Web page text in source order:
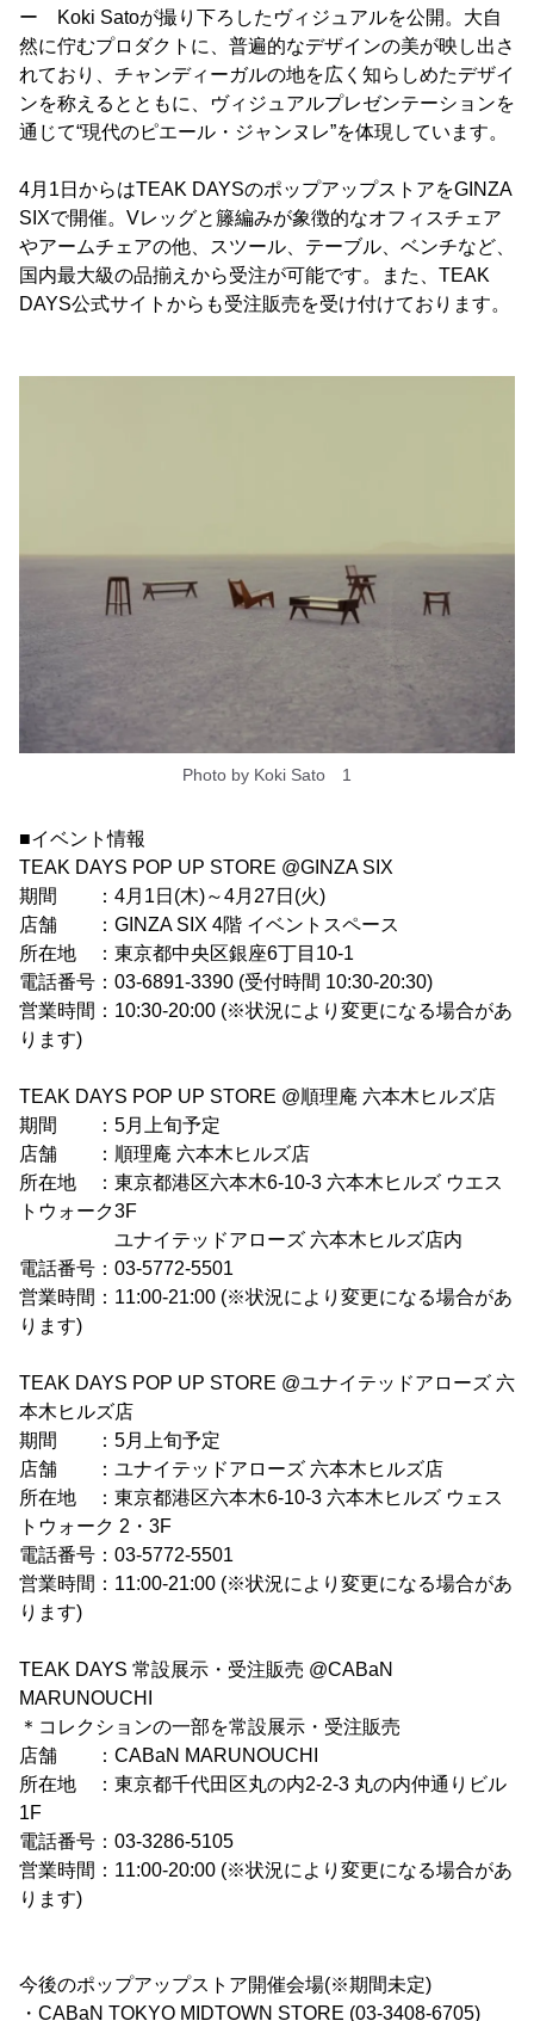
ー Koki Satoが撮り下ろしたヴィジュアルを公開。大自
然に佇むプロダクトに、普遍的なデザインの美が映し出さ
れており、チャンディーガルの地を広く知らしめたデザイ
ンを称えるとともに、ヴィジュアルプレゼンテーションを
通じて“現代のピエール・ジャンヌレ”を体現しています。
4月1日からはTEAK DAYSのポップアップストアをGINZA
SIXで開催。Vレッグと籐編みが象徴的なオフィスチェア
やアームチェアの他、スツール、テーブル、ベンチなど、
国内最大級の品揃えから受注が可能です。また、TEAK
DAYS公式サイトからも受注販売を受け付けております。
Photo by Koki Sato 1
■イベント情報
TEAK DAYS POP UP STORE @GINZA SIX
期間 ：4月1日(木)～4月27日(火)
店舗 ：GINZA SIX 4階 イベントスペース
所在地 ：東京都中央区銀座6丁目10-1
電話番号：03-6891-3390 (受付時間 10:30-20:30)
営業時間：10:30-20:00 (※状況により変更になる場合があ
ります)
TEAK DAYS POP UP STORE @順理庵 六本木ヒルズ店
期間 ：5月上旬予定
店舗 ：順理庵 六本木ヒルズ店
所在地 ：東京都港区六本木6-10-3 六本木ヒルズ ウエス
トウォーク3F
ユナイテッドアローズ 六本木ヒルズ店内
電話番号：03-5772-5501
営業時間：11:00-21:00 (※状況により変更になる場合があ
ります)
TEAK DAYS POP UP STORE @ユナイテッドアローズ 六
本木ヒルズ店
期間 ：5月上旬予定
店舗 ：ユナイテッドアローズ 六本木ヒルズ店
所在地 ：東京都港区六本木6-10-3 六本木ヒルズ ウェス
トウォーク 2・3F
電話番号：03-5772-5501
営業時間：11:00-21:00 (※状況により変更になる場合があ
ります)
TEAK DAYS 常設展示・受注販売 @CABaN
MARUNOUCHI
＊コレクションの一部を常設展示・受注販売
店舗 ：CABaN MARUNOUCHI
所在地 ：東京都千代田区丸の内2-2-3 丸の内仲通りビル
1F
電話番号：03-3286-5105
営業時間：11:00‐20:00 (※状況により変更になる場合があ
ります)
今後のポップアップストア開催会場(※期間未定)
・CABaN TOKYO MIDTOWN STORE (03-3408-6705)